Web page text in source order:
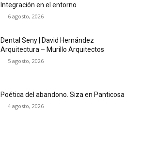
Integración en el entorno
6 agosto, 2026
Dental Seny | David Hernández
Arquitectura – Murillo Arquitectos
5 agosto, 2026
Poética del abandono. Siza en Panticosa
4 agosto, 2026